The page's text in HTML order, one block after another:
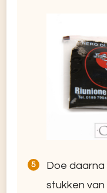
Doe daarna
stukken van